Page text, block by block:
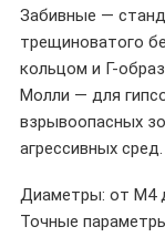
Забивные —
трещиноватого
кольцом и Г-
Молли — для
взрывоопасных
агрессивных сред.
Диаметры: от M4
Точные